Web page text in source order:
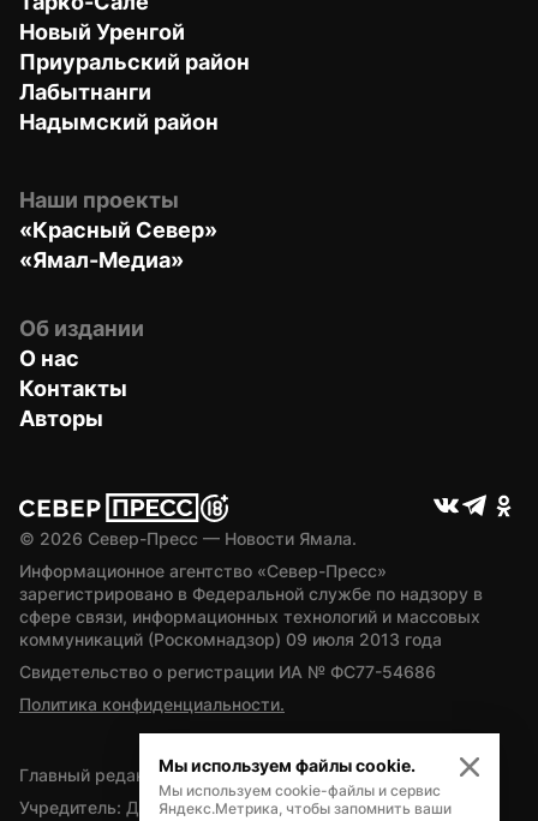
Новый Уренгой
Приуральский район
Лабытнанги
Надымский район
Наши проекты
«Красный Север»
«Ямал-Медиа»
Об издании
О нас
Контакты
Авторы
© 2026 Север-Пресс — Новости Ямала.
Информационное агентство «Север-Пресс»
зарегистрировано в Федеральной службе по надзору в
сфере связи, информационных технологий и массовых
коммуникаций (Роскомнадзор) 09 июля 2013 года
Свидетельство о регистрации ИА № ФС77-54686
Политика конфиденциальности.
Главный редактор — А.Л. Поздеев
Учредитель: Департамент внутренней политики Ямало-
Мы используем файлы cookie.
Мы используем cookie-файлы и сервис
Яндекс.Метрика, чтобы запомнить ваши